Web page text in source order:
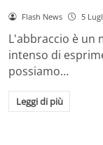
Flash News 5
L'abbraccio è un
intenso di
possiamo…
Leggi di più